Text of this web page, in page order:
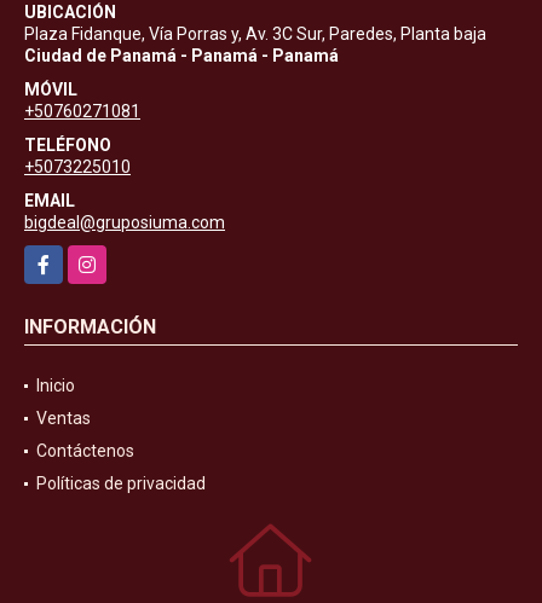
UBICACIÓN
Plaza Fidanque, Vía Porras y, Av. 3C Sur, Paredes, Planta baja
Ciudad de Panamá - Panamá - Panamá
MÓVIL
+50760271081
TELÉFONO
+5073225010
EMAIL
bigdeal@gruposiuma.com
FacebookInstagram
INFORMACIÓN
Inicio
Ventas
Contáctenos
Políticas de privacidad